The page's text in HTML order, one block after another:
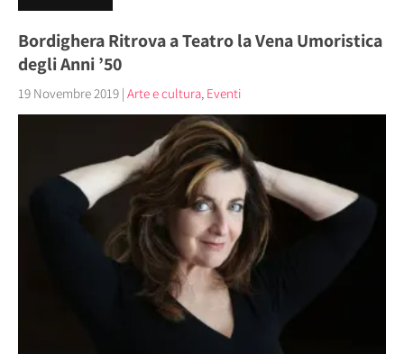
Bordighera Ritrova a Teatro la Vena Umoristica
degli Anni ’50
19 Novembre 2019 | Arte e cultura, Eventi